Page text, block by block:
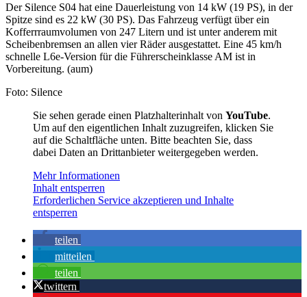
Der Silence S04 hat eine Dauerleistung von 14 kW (19 PS), in der
Spitze sind es 22 kW (30 PS). Das Fahrzeug verfügt über ein
Kofferrraumvolumen von 247 Litern und ist unter anderem mit
Scheibenbremsen an allen vier Räder ausgestattet. Eine 45 km/h
schnelle L6e-Version für die Führerscheinklasse AM ist in
Vorbereitung. (aum)
Foto: Silence
Sie sehen gerade einen Platzhalterinhalt von YouTube.
Um auf den eigentlichen Inhalt zuzugreifen, klicken Sie
auf die Schaltfläche unten. Bitte beachten Sie, dass
dabei Daten an Drittanbieter weitergegeben werden.
Mehr Informationen
Inhalt entsperren
Erforderlichen Service akzeptieren und Inhalte
entsperren
teilen
mitteilen
teilen
twittern